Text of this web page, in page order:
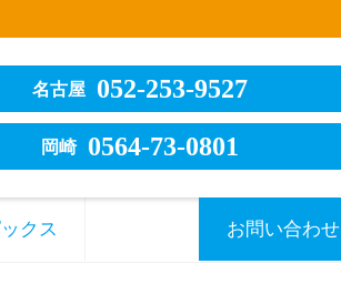
名古屋 052-253-9527
岡崎 0564-73-0801
クス お問い合わせ